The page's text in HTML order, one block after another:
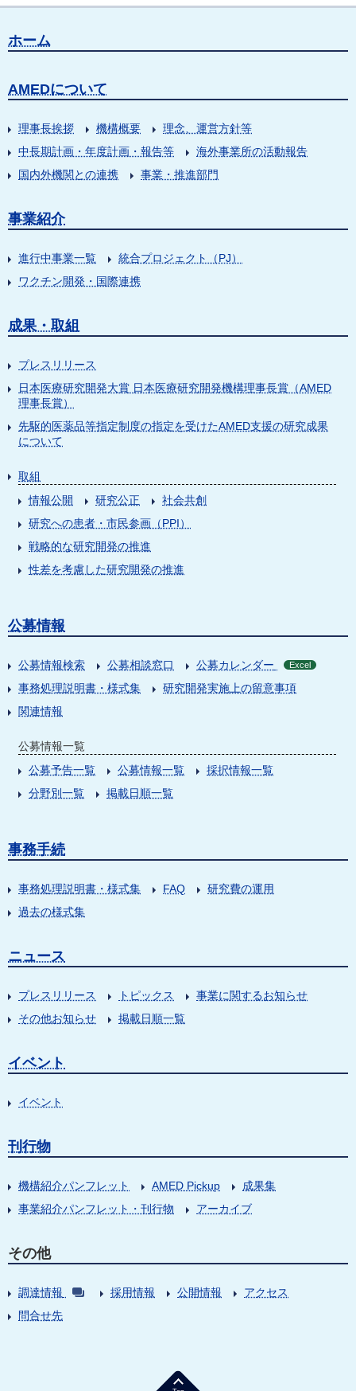
ホーム
AMEDについて
理事長挨拶 機構概要
理念、運営方針等
中長期計画・年度計画・報告等
海外事業所の活動報告
国内外機関との連携
事業・推進部門
事業紹介
進行中事業一覧
統合プロジェクト（PJ）
ワクチン開発・国際連携
成果・取組
プレスリリース
日本医療研究開発大賞 日本医療研究開発機構理事長賞（AMED
理事長賞）
先駆的医薬品等指定制度の指定を受けたAMED支援の研究成果
について
取組
情報公開
研究公正
社会共創
研究への患者・市民参画（PPI）
戦略的な研究開発の推進
性差を考慮した研究開発の推進
公募情報
公募情報検索 公募相談窓口 公募カレンダー Excel
事務処理説明書・様式集
研究開発実施上の留意事項
関連情報
公募情報一覧
公募予告一覧
公募情報一覧
採択情報一覧
分野別一覧
掲載日順一覧
事務手続
事務処理説明書・様式集 FAQ
研究費の運用
過去の様式集
ニュース
プレスリリース トピックス
事業に関するお知らせ
その他お知らせ
掲載日順一覧
イベント
イベント
刊行物
機構紹介パンフレット AMED Pickup
成果集
事業紹介パンフレット・刊行物
アーカイブ
その他
調達情報 採用情報 公開情報
アクセス
問合せ先